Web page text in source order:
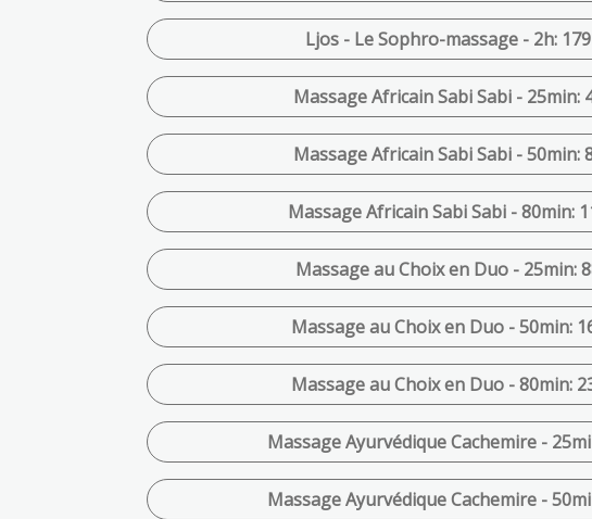
Ljos - Le Sophro-massage - 2h:
Massage Africain Sabi Sabi - 25min:
Massage Africain Sabi Sabi - 50min:
Massage Africain Sabi Sabi - 80min:
Massage au Choix en Duo - 25min:
Massage au Choix en Duo - 50min:
Massage au Choix en Duo - 80min:
Massage Ayurvédique Cachemire -
Massage Ayurvédique Cachemire -